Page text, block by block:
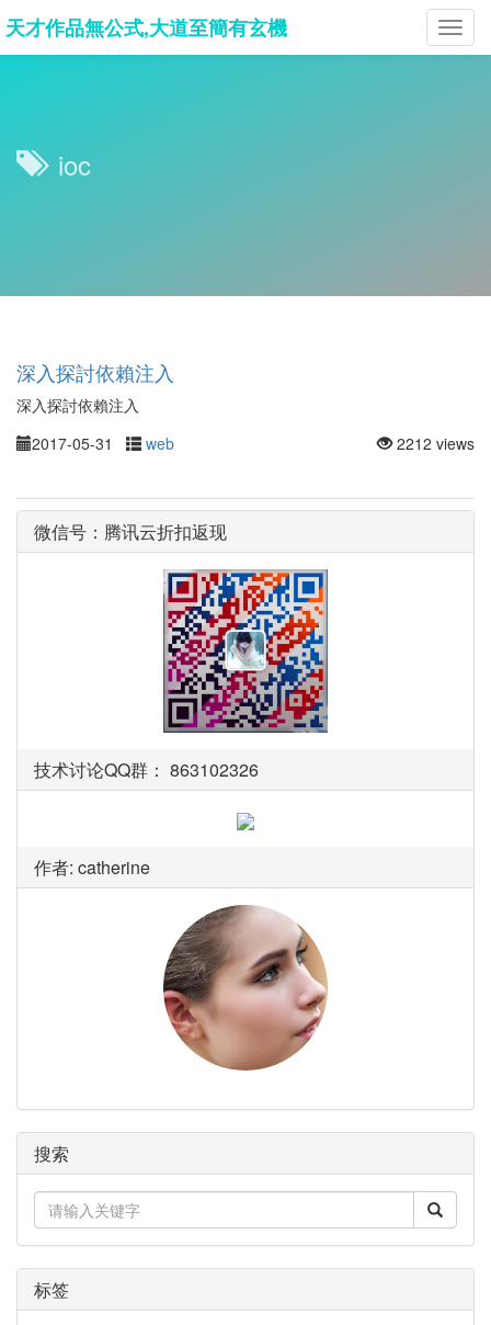
天才作品無公式,大道至簡有玄機
ioc
深入探討依賴注入
深入探討依賴注入
2017-05-31
web 2212 views
微信号：腾讯云折扣返现
技术讨论QQ群： 863102326
作者: catherine
搜索
标签